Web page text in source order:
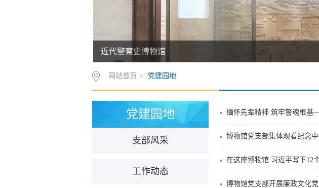
近代警察史博物馆
网站首页 > 党建园地
党建园地
支部风采
工作动态
缅怀先辈精神 筑牢警魂根
博物馆党支部集体观看纪念
在这座博物馆 习近平写下12
博物馆党支部开展廉政文化